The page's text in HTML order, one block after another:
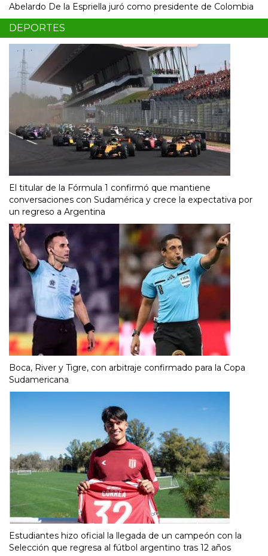
Abelardo De la Espriella juró como presidente de Colombia
DEPORTES
El titular de la Fórmula 1 confirmó que mantiene
conversaciones con Sudamérica y crece la expectativa por
un regreso a Argentina
Boca, River y Tigre, con arbitraje confirmado para la Copa
Sudamericana
Estudiantes hizo oficial la llegada de un campeón con la
Selección que regresa al fútbol argentino tras 12 años